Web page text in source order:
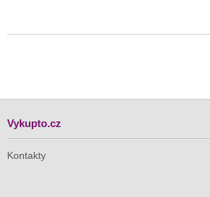
Vykupto.cz
Kontakty